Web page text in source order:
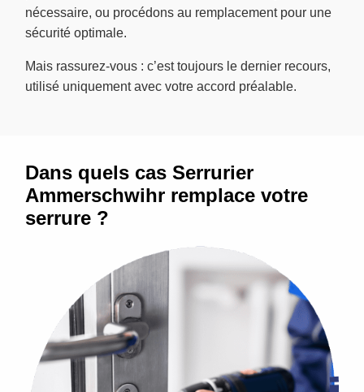
nécessaire, ou procédons au remplacement pour une
sécurité optimale.
Mais rassurez-vous : c’est toujours le dernier recours,
utilisé uniquement avec votre accord préalable.
Dans quels cas Serrurier
Ammerschwihr remplace votre
serrure ?